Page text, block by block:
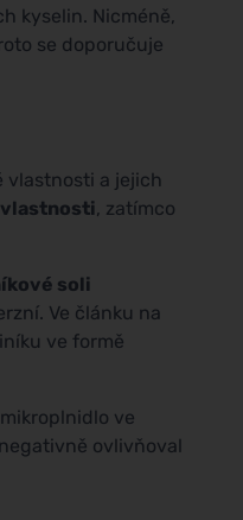
kyselin. Nicméně,
se doporučuje
vlastnosti a jejich
, zatímco
soli
Ve článku na
ve formě
ve
ovlivňoval